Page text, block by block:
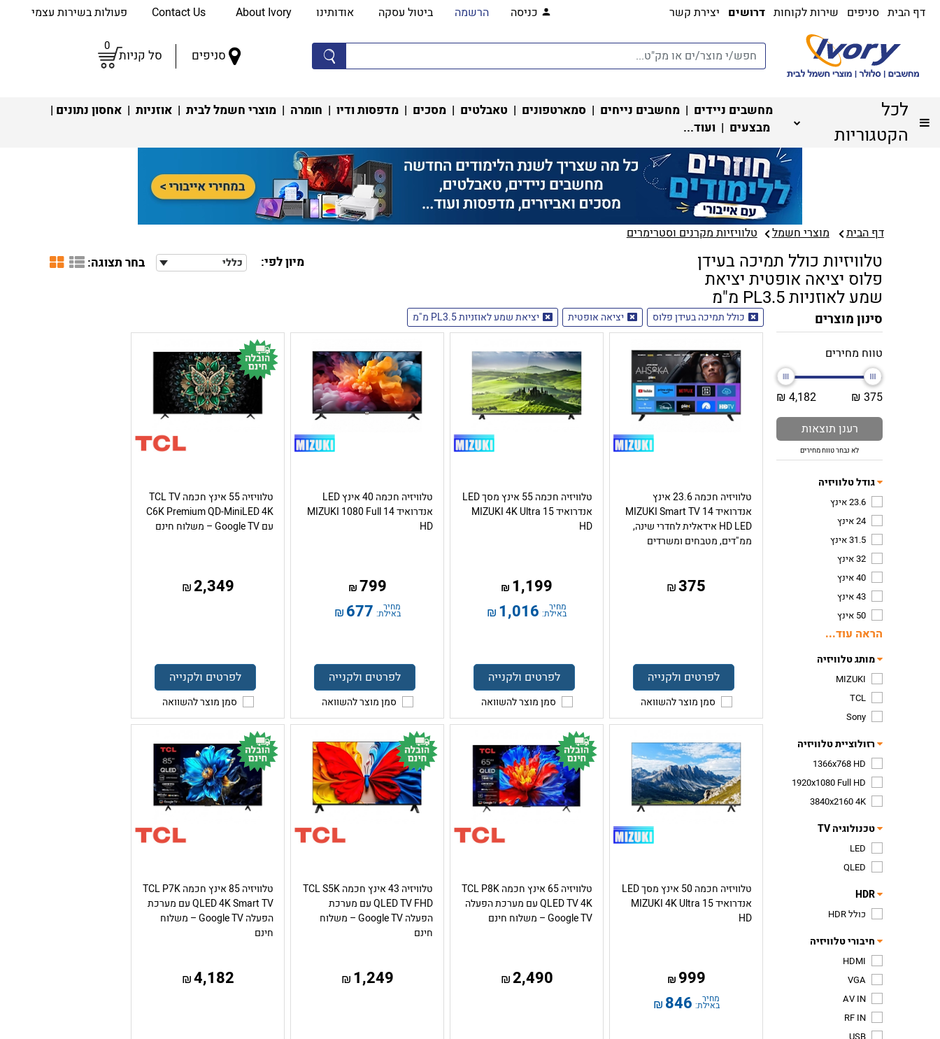
דף הבית סניפים שירות לקוחות דרושים יצירת קשר כניסה הרשמה ביטול עסקה אודותינו About Ivory פעולות בשירות עצמי
סניפים סל קניות
0
לכל
הקטגוריות
מחשבים ניידים | מחשבים נייחים | סמארטפונים | טאבלטים | מסכים | מדפסות ודיו | חומרה | מוצרי חשמל לבית | אוזניות | אחסון נתונים |
מבצעים | ועוד...
דף הבית מוצרי חשמל טלוויזיות מקרנים וסטרימרים‏
טלוויזיות כולל תמיכה בעידן
פלוס יציאה אופטית יציאת
שמע לאוזניות PL3.5 מ"מ
מיון לפי: כללי בחר תצוגה:
סינון מוצרים
טווח מחירים
375 ₪
4,182 ₪
רענן תוצאות
לא נבחר טווח מחירים
גודל טלוויזיה
23.6 אינץ
24 אינץ
31.5 אינץ
32 אינץ
40 אינץ
43 אינץ
50 אינץ
הראה עוד...
מותג טלוויזיה
MIZUKI
TCL
Sony
רזולוציית טלוויזיה
1366x768 HD
1920x1080 Full HD
3840x2160 4K
טכנולוגיה TV
LED
QLED
HDR
כולל HDR
חיבורי טלוויזיה
HDMI
VGA
AV IN
RF IN
כולל תמיכה בעידן פלוס יציאה אופטית יציאת שמע לאוזניות PL3.5 מ"מ
טלוויזיה חכמה 23.6 אינץ
אנדרואיד 14 MIZUKI Smart TV
HD LED אידאלית לחדרי שינה,
ממ"דים, מטבחים ומשרדים
375
₪
לפרטים ולקנייה
סמן מוצר להשוואה
טלוויזיה חכמה 55 אינץ מסך LED
אנדרואיד 15 MIZUKI 4K Ultra
HD
1,199
₪
מחיר
באילת: 1,016
₪
לפרטים ולקנייה
סמן מוצר להשוואה
טלוויזיה חכמה 40 אינץ LED
אנדרואיד 14 MIZUKI 1080 Full
HD
799
₪
מחיר
באילת: 677
₪
לפרטים ולקנייה
סמן מוצר להשוואה
טלוויזיה 55 אינץ חכמה TCL TV
C6K Premium QD-MiniLED 4K
עם Google TV – משלוח חינם
2,349
₪
לפרטים ולקנייה
סמן מוצר להשוואה
טלוויזיה חכמה 50 אינץ מסך LED
אנדרואיד 15 MIZUKI 4K Ultra
HD
999
₪
מחיר
באילת: 846
₪
טלוויזיה 65 אינץ חכמה TCL P8K
QLED TV 4K עם מערכת הפעלה
Google TV – משלוח חינם
2,490
₪
טלוויזיה 43 אינץ חכמה TCL S5K
QLED TV FHD עם מערכת
הפעלה Google TV – משלוח
חינם
1,249
₪
טלוויזיה 85 אינץ חכמה TCL P7K
QLED 4K Smart TV עם מערכת
הפעלה Google TV – משלוח
חינם
4,182
₪